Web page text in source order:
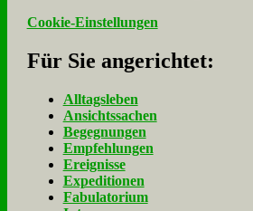
Cookie-Einstellungen
Für Sie an­ge­rich­tet:
Alltagsleben
Ansichtssachen
Begegnungen
Empfehlungen
Ereignisse
Expeditionen
Fabulatorium